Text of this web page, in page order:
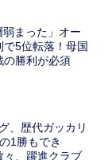
弱まった」オー
5位転落！母国
の勝利が必須
、歴代ガッカリ
1勝もでき
、躍進クラブ